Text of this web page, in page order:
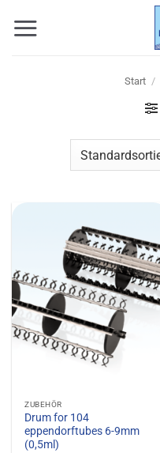
Inhalt
Start /
ZUBEHÖR
Drum for 104
eppendorftubes 6-9mm
(0,5ml)